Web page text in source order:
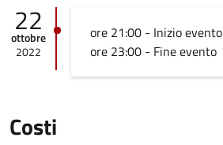
22
ottobre
2022
ore 21:00 - Inizio evento
ore 23:00 - Fine evento
Costi